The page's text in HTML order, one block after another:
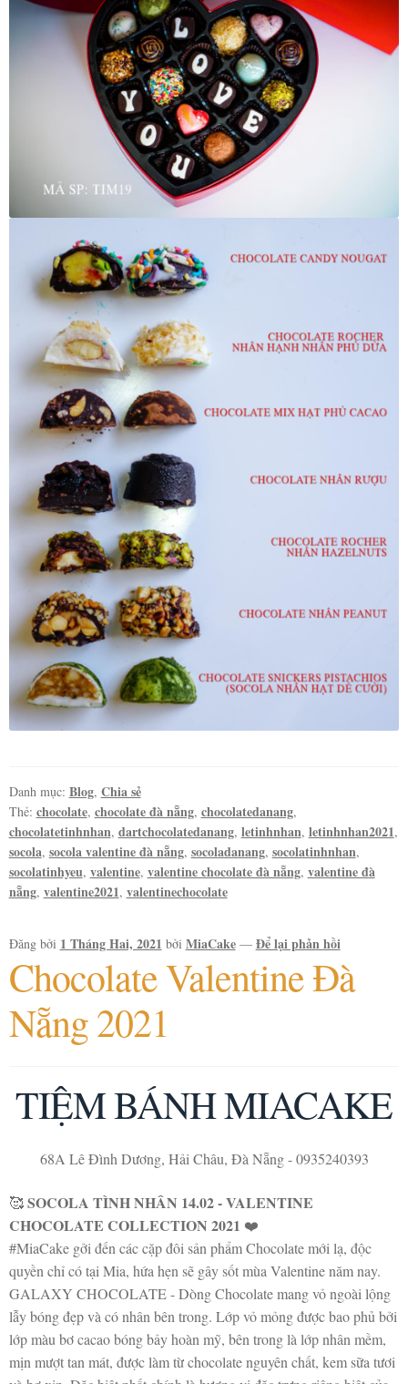
Danh mục: Blog, Chia sẻ
Thẻ: chocolate, chocolate đà nẵng, chocolatedanang,
chocolatetinhnhan, dartchocolatedanang, letinhnhan, letinhnhan2021,
socola, socola valentine đà nẵng, socoladanang, socolatinhnhan,
socolatinhyeu, valentine, valentine chocolate đà nẵng, valentine đà
nẵng, valentine2021, valentinechocolate
Đăng bởi 1 Tháng Hai, 2021 bởi MiaCake — Để lại phản hồi
Chocolate Valentine Đà
Nẵng 2021
TIỆM BÁNH MIACAKE
68A Lê Đình Dương, Hải Châu, Đà Nẵng - 0935240393
🥰SOCOLA TÌNH NHÂN 14.02 - VALENTINE
CHOCOLATE COLLECTION 2021 ❤️
#MiaCake gởi đến các cặp đôi sản phẩm Chocolate mới lạ, độc
quyền chỉ có tại Mia, hứa hẹn sẽ gây sốt mùa Valentine năm nay.
GALAXY CHOCOLATE - Dòng Chocolate mang vỏ ngoài lộng
lẫy bóng đẹp và có nhân bên trong. Lớp vỏ mỏng được bao phủ bởi
lớp màu bơ cacao bóng bảy hoàn mỹ, bên trong là lớp nhân mềm,
mịn mượt tan mát, được làm từ chocolate nguyên chất, kem sữa tươi